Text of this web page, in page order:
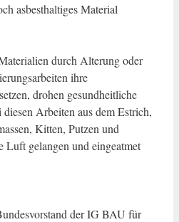
asbesthaltiges Material
durch Alterung oder
ihre
drohen gesundheitliche
Arbeiten aus dem Estrich,
Kitten, Putzen und
Luft gelangen und eingeatmet
der IG BAU für